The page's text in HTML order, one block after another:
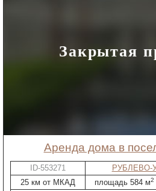
Закрытая
Аренда дома в
ID-553271
25 км от МКАД
площадь 584 м2